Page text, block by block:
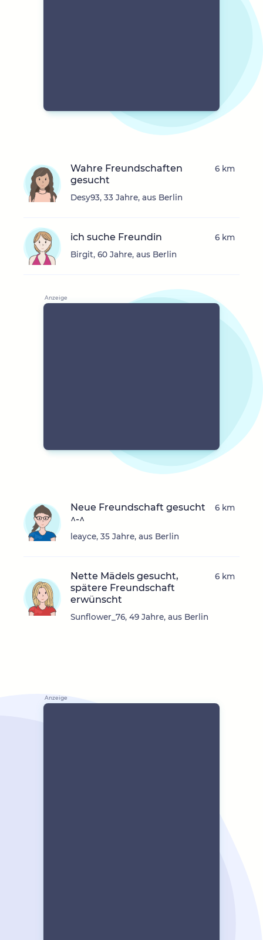
Wahre Freundschaften
gesucht
Desy93, 33 Jahre, aus Berlin
6 km
ich suche Freundin
Birgit, 60 Jahre, aus Berlin
6 km
Neue Freundschaft gesucht
^-^
leayce, 35 Jahre, aus Berlin
6 km
Nette Mädels gesucht,
spätere Freundschaft
erwünscht
Sunflower_76, 49 Jahre, aus Berlin
6 km